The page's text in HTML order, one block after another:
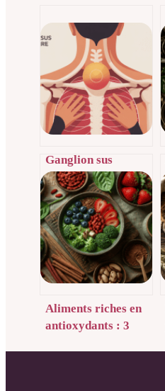
Ganglion sus
claviculaire et
stress : quand
s’inquiéter et quoi
faire
Aliments riches en
antioxydants : 3